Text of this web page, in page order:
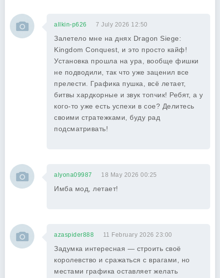
allkin-p626 7 July 2026 12:50
Залетело мне на днях Dragon Siege:
Kingdom Conquest, и это просто кайф!
Установка прошла на ура, вообще фишки
не подводили, так что уже заценил все
прелести. Графика пушка, всё летает,
битвы хардкорные и звук топчик! Ребят, а у
кого-то уже есть успехи в сое? Делитесь
своими стратежками, буду рад
подсматривать!
alyona09987 18 May 2026 00:25
Имба мод, летает!
azaspider888 11 February 2026 23:00
Задумка интересная — строить своё
королевство и сражаться с врагами, но
местами графика оставляет желать